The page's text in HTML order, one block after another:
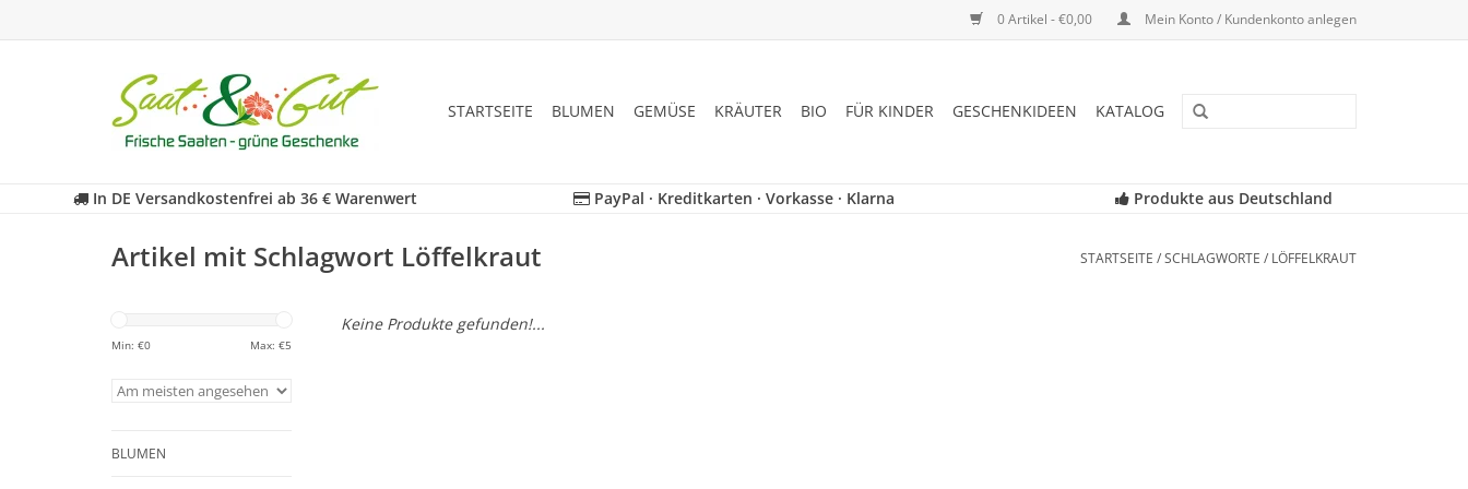
0 Artikel - €0,00 Mein Konto / Kundenkonto anlegen
STARTSEITE BLUMEN GEMÜSE KRÄUTER BIO FÜR KINDER GESCHENKIDEEN KATALOG
In DE Versandkostenfrei ab 36 € Warenwert PayPal · Kreditkarten · Vorkasse · Klarna Produkte aus Deutschland
Artikel mit Schlagwort Löffelkraut STARTSEITE /SCHLAGWORTE / LÖFFELKRAUT
Min: €0 Max: €5
BLUMEN
Keine Produkte gefunden!...